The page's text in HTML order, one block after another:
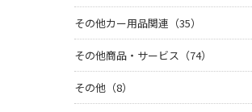
その他カー用品関連（35）
その他商品・サービス（74）
その他（8）